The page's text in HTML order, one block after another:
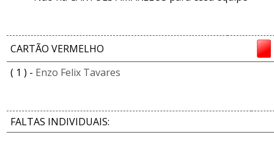
CARTÃO VERMELHO
( 1 ) - Enzo Felix Tavares
FALTAS INDIVIDUAIS: